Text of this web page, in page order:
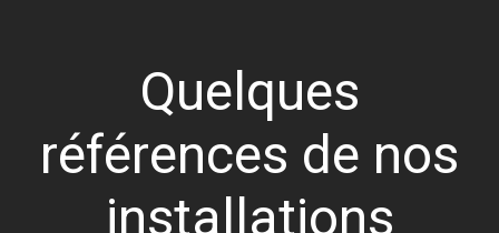
Quelques
références de nos
installations